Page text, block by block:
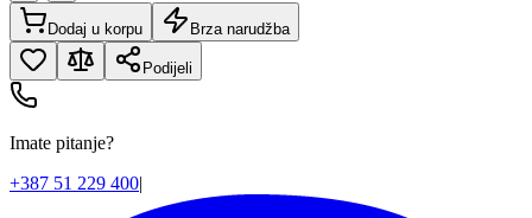
Dodaj u korpu Brza narudžba
Podijeli
Imate pitanje?
+387 51 229 400|